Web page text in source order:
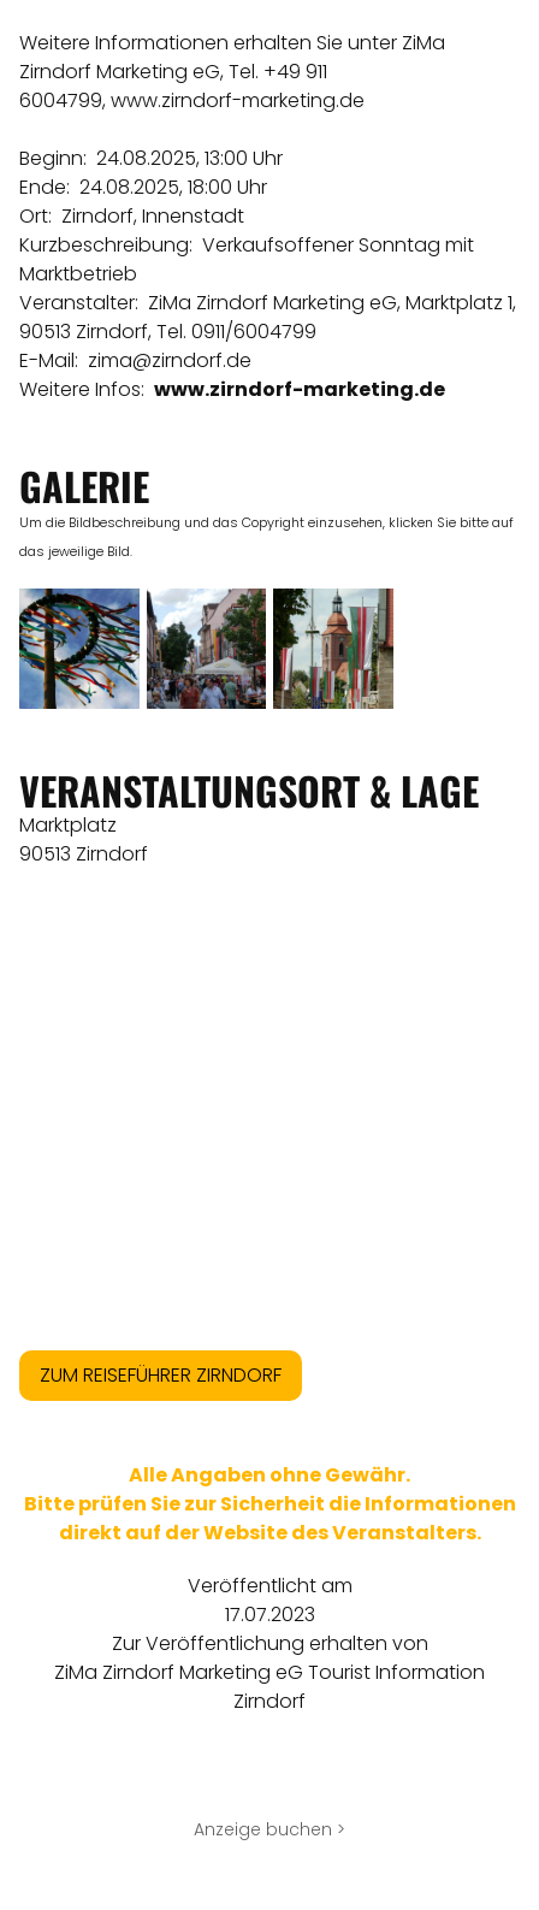
Weitere Informationen erhalten Sie unter ZiMa
Zirndorf Marketing eG, Tel. +49 911
6004799,www.zirndorf-marketing.de
Beginn: 24.08.2025, 13:00 Uhr
Ende: 24.08.2025, 18:00 Uhr
Ort: Zirndorf, Innenstadt
Kurzbeschreibung: Verkaufsoffener Sonntag mit
Marktbetrieb
Veranstalter: ZiMa Zirndorf Marketing eG, Marktplatz 1,
90513 Zirndorf, Tel. 0911/6004799
E-Mail: zima@zirndorf.de
Weitere Infos: www.zirndorf-marketing.de
GALERIE
Um die Bildbeschreibung und das Copyright einzusehen, klicken Sie bitte auf
das jeweilige Bild.
VERANSTALTUNGSORT & LAGE
Marktplatz
90513 Zirndorf
ZUM REISEFÜHRER ZIRNDORF
Alle Angaben ohne Gewähr.
Bitte prüfen Sie zur Sicherheit die Informationen
direkt auf der Website des Veranstalters.
Veröffentlicht am
17.07.2023
Zur Veröffentlichung erhalten von
ZiMa Zirndorf Marketing eG Tourist Information
Zirndorf
Anzeige buchen >